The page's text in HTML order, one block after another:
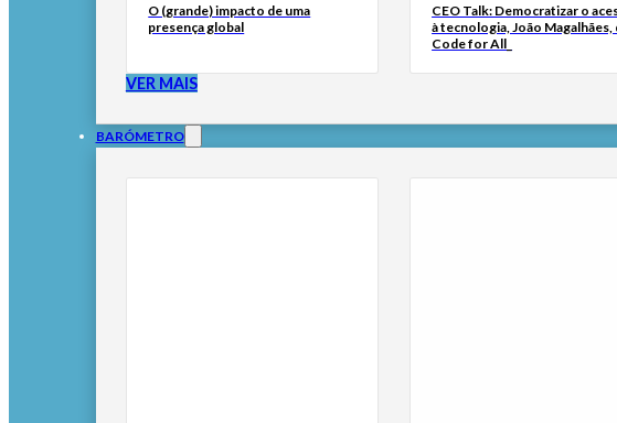
O (grande) impacto de uma
presença global
CEO Talk: Democratizar o
à tecnologia, João Magalhães,
Code for All_
VER MAIS
BARÓMETRO